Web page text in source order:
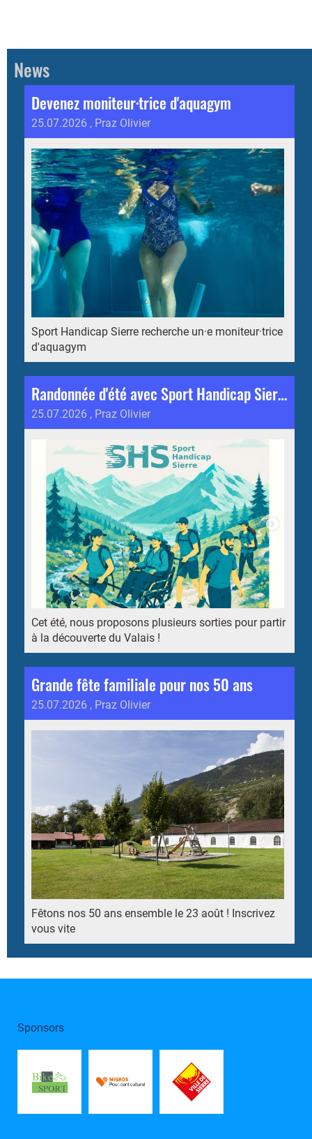
News
Devenez moniteur·trice d'aquagym
25.07.2026 , Praz Olivier
Sport Handicap Sierre recherche un·e moniteur·trice
d'aquagym
Randonnée d'été avec Sport Handicap Sierre
25.07.2026 , Praz Olivier
Cet été, nous proposons plusieurs sorties pour partir
à la découverte du Valais !
Grande fête familiale pour nos 50 ans
25.07.2026 , Praz Olivier
Fêtons nos 50 ans ensemble le 23 août ! Inscrivez
vous vite
Sponsors